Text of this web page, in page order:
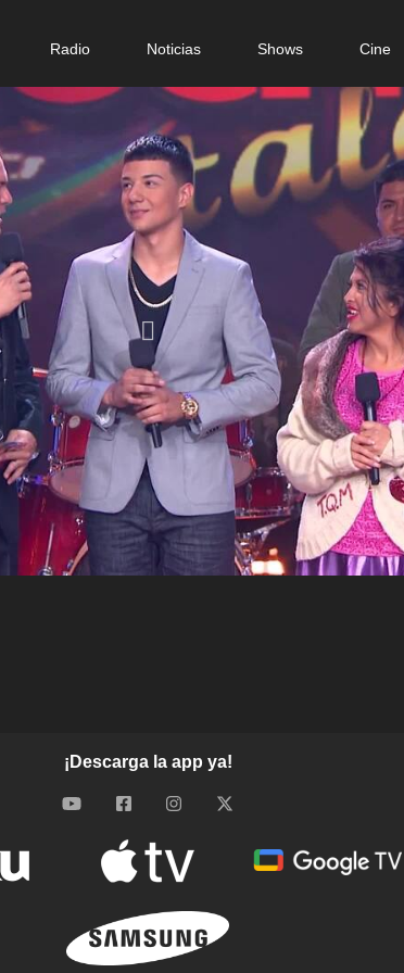
Radio Noticias Shows Cine
¡Descarga la app ya!